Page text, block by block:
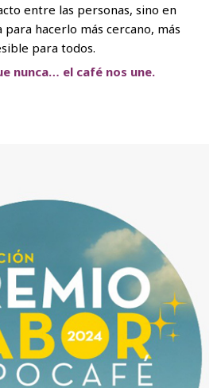
entre las personas, sino en
hacerlo más cercano, más
para todos.
nunca… el café nos une.